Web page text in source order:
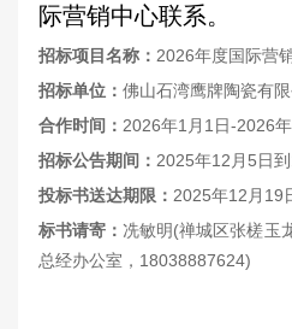
际营销中心联系。
招标项目名称： 2026年度国际营
招标单位： 佛山石湾鹰牌陶瓷有限
合作时间 ： 2026年1月1日-2026
招标公告期间： 2025年12月5日
投标书送达期限 ： 2025年12月19
标书请寄：冼敏明(禅城区张槎玉
总经办公室，18038887624)